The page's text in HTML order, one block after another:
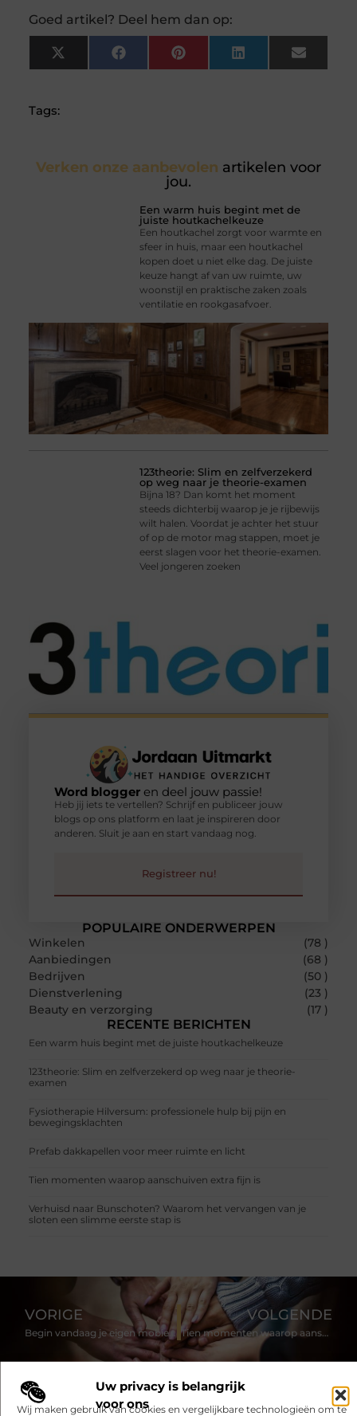
Uw privacy is belangrijk
voor ons
Wij maken gebruik van cookies en vergelijkbare technologieën om te
Goed artikel? Deel hem dan op:
X
(Twitter)
FacebookPinterest LinkedIn Email
Tags:
Verken onze aanbevolen artikelen voor
jou.
Een warm huis begint met de
juiste houtkachelkeuze
Een houtkachel zorgt voor warmte en
sfeer in huis, maar een houtkachel
kopen doet u niet elke dag. De juiste
keuze hangt af van uw ruimte, uw
woonstijl en praktische zaken zoals
ventilatie en rookgasafvoer.
123theorie: Slim en zelfverzekerd
op weg naar je theorie-examen
Bijna 18? Dan komt het moment
steeds dichterbij waarop je je rijbewijs
wilt halen. Voordat je achter het stuur
of op de motor mag stappen, moet je
eerst slagen voor het theorie-examen.
Veel jongeren zoeken
POPULAIRE ONDERWERPEN
Winkelen
(78 )
Aanbiedingen
(68 )
Bedrijven
(50 )
Dienstverlening
(23 )
Beauty en verzorging
(17 )
RECENTE BERICHTEN
Een warm huis begint met de juiste houtkachelkeuze
123theorie: Slim en zelfverzekerd op weg naar je theorie-
examen
Fysiotherapie Hilversum: professionele hulp bij pijn en
bewegingsklachten
Prefab dakkapellen voor meer ruimte en licht
Tien momenten waarop aanschuiven extra fijn is
Verhuisd naar Bunschoten? Waarom het vervangen van je
sloten een slimme eerste stap is
Word bloggeren deel jouw passie!
Heb jij iets te vertellen? Schrijf en publiceer jouw
blogs op ons platform en laat je inspireren door
anderen. Sluit je aan en start vandaag nog.
Registreer nu!
VORIGE
Begin vandaag je eigen mobiele zaak
VOLGENDE
Tien momenten waarop aanschuiven extra fijn is